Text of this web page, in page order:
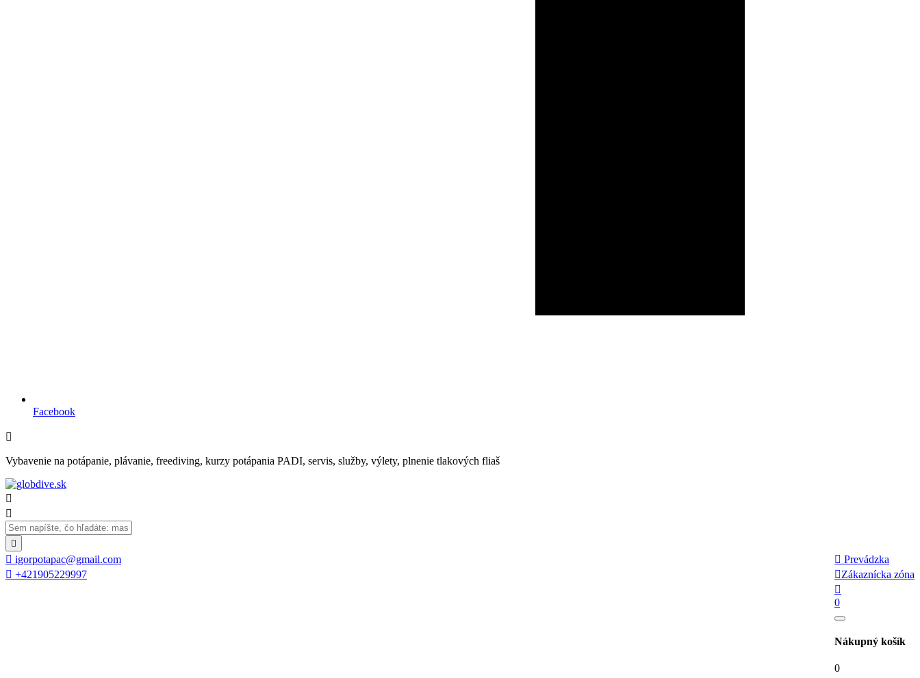
Facebook

Vybavenie na potápanie, plávanie, freediving, kurzy potápania PADI, servis, služby, výlety, plnenie tlakových fliaš



 igorpotapac@gmail.com
 +421905229997
 Prevádzka
Zákaznícka zóna

0
Nákupný košík
0